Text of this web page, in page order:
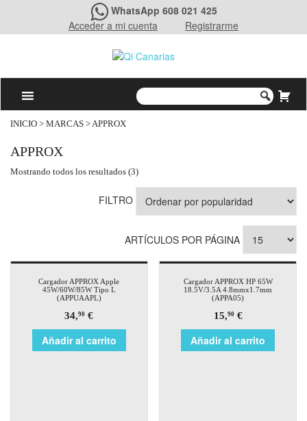
WhatsApp 608 021 425
Acceder a mi cuenta
Registrarme
INICIO > MARCAS > APPROX
APPROX
Mostrando todos los resultados (3)
FILTRO
ARTÍCULOS POR PÁGINA
Cargador APPROX Apple
45W/60W/85W Tipo L
(APPUAAPL)
34,90 €
Añadir al carrito
Cargador APPROX HP 65W
18.5V/3.5A 4.8mmx1.7mm
(APPA05)
15,90€
Añadir al carrito